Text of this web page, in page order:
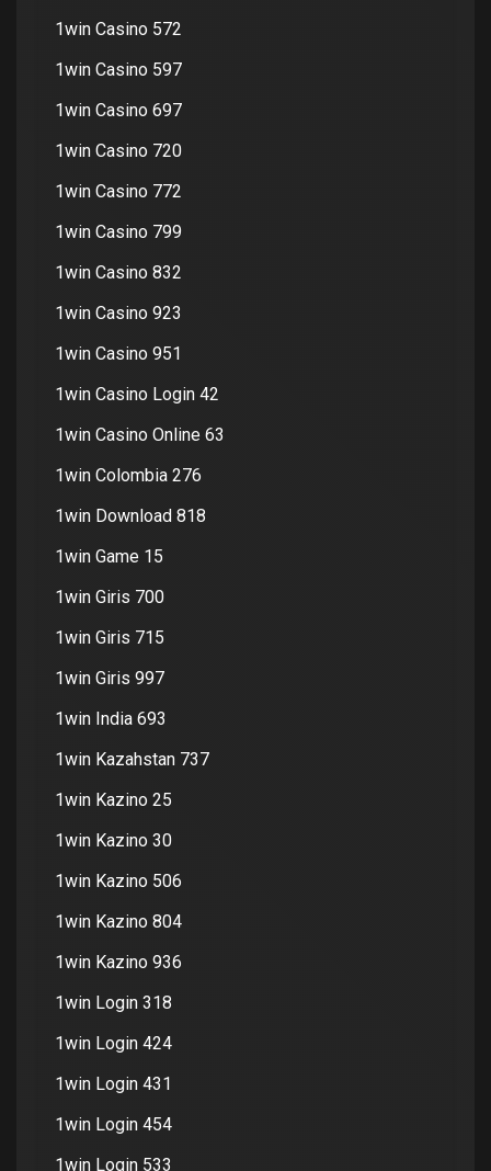
1win Casino 572
1win Casino 597
1win Casino 697
1win Casino 720
1win Casino 772
1win Casino 799
1win Casino 832
1win Casino 923
1win Casino 951
1win Casino Login 42
1win Casino Online 63
1win Colombia 276
1win Download 818
1win Game 15
1win Giris 700
1win Giris 715
1win Giris 997
1win India 693
1win Kazahstan 737
1win Kazino 25
1win Kazino 30
1win Kazino 506
1win Kazino 804
1win Kazino 936
1win Login 318
1win Login 424
1win Login 431
1win Login 454
1win Login 533